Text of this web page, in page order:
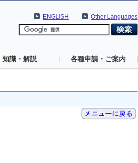
Other Languages
ENGLISH
知識・解説 各種申請・ご案内